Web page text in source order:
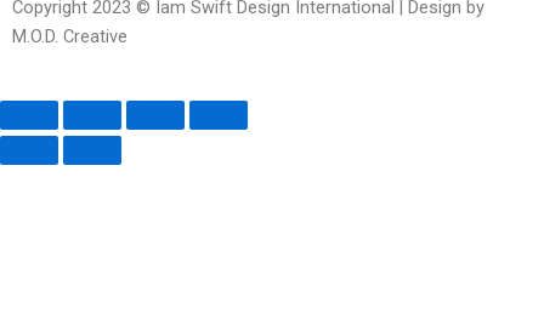
Copyright 2023 © Iam Swift Design International | Design by
M.O.D. Creative